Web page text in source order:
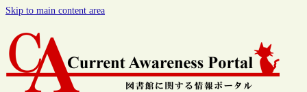
Skip to main content area